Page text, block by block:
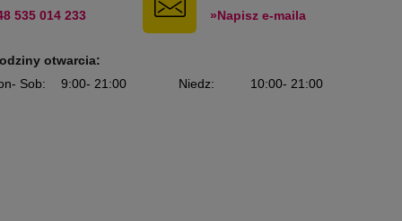
535 014 233
»Napisz e-maila
otwarcia:
- Sob: 9:00- 21:00 Niedz: 10:00- 21:00